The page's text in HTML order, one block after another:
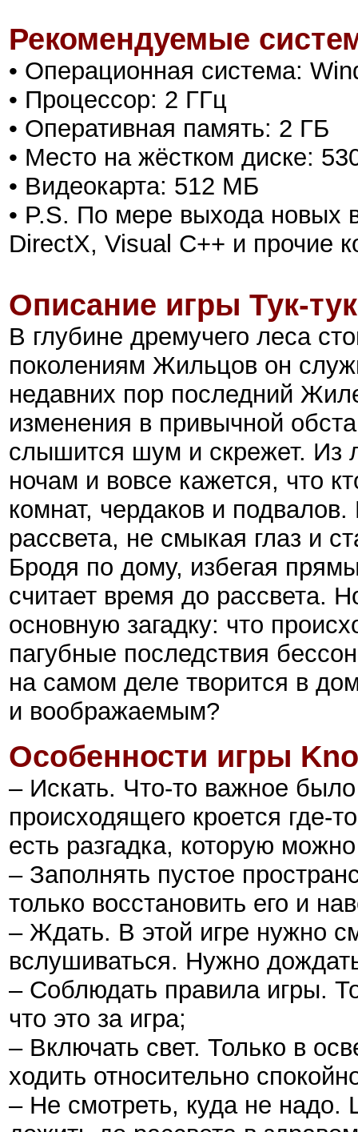
Рекомендуемые
• Операционная система:
• Процессор: 2 ГГц
• Оперативная память: 2 ГБ
• Место на жёстком диске:
• Видеокарта: 512 МБ
• P.S. По мере выхода новых
DirectX, Visual C++ и прочие
Описание игры Тук-
В глубине дремучего леса
поколениям Жильцов он
недавних пор последний
изменения в привычной
слышится шум и скрежет. Из
ночам и вовсе кажется, что
комнат, чердаков и
рассвета, не смыкая глаз и
Бродя по дому, избегая
считает время до рассвета.
основную загадку: что
пагубные последствия
на самом деле творится в
и воображаемым?
Особенности игры
– Искать. Что-то важное
происходящего кроется где-
есть разгадка, которую
– Заполнять пустое
только восстановить его и
– Ждать. В этой игре нужно
вслушиваться. Нужно
– Соблюдать правила игры.
что это за игра;
– Включать свет. Только в
ходить относительно
– Не смотреть, куда не